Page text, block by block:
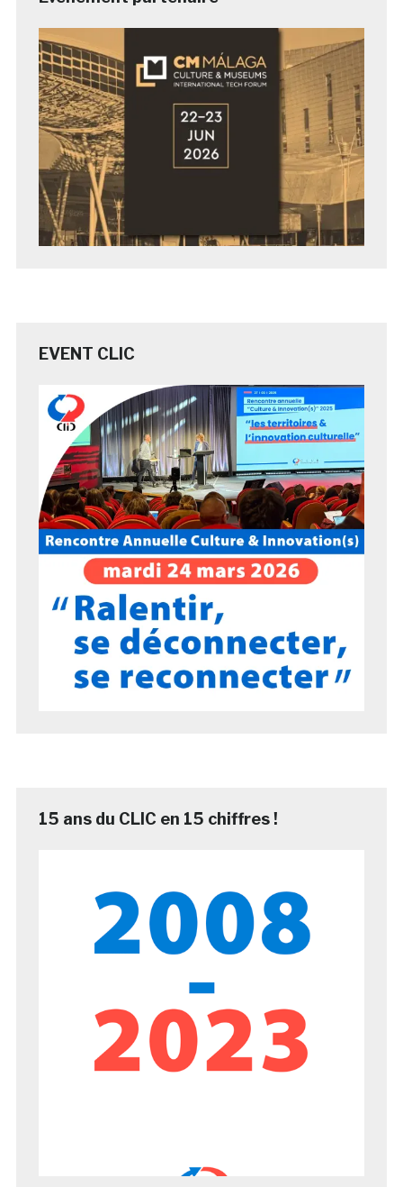
EVENT CLIC
15 ans du CLIC en 15 chiffres !